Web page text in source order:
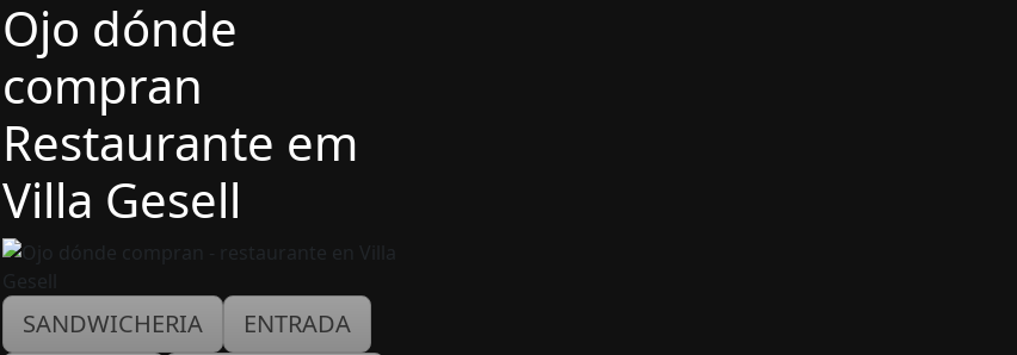
Ojo dónde
compran
Restaurante em
Villa Gesell
SANDWICHERIA
ENTRADA